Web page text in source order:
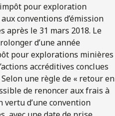
pour exploration
conventions d’émission
après le 31 mars 2018. Le
d’une année
pour explorations minières
accréditives conclues
une règle de « retour en
de renoncer aux frais à
vertu d’une convention